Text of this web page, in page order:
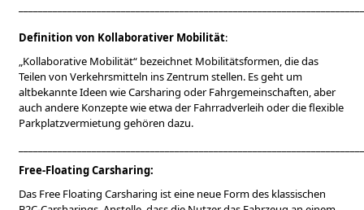
Definition von Kollaborativer Mobilität:
„Kollaborative Mobilität“ bezeichnet Mobilitätsformen, die das
Teilen von Verkehrsmitteln ins Zentrum stellen. Es geht um
altbekannte Ideen wie Carsharing oder Fahrgemeinschaften, aber
auch andere Konzepte wie etwa der Fahrradverleih oder die flexible
Parkplatzvermietung gehören dazu.
Free-Floating Carsharing:
Das Free Floating Carsharing ist eine neue Form des klassischen